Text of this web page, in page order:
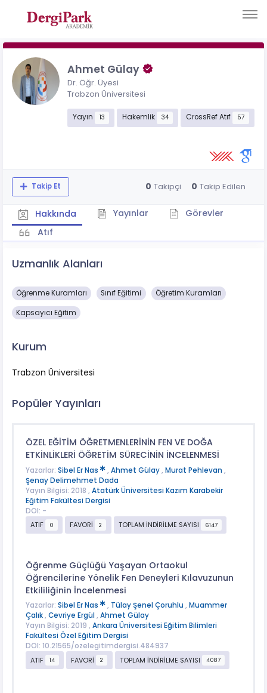
Ahmet Gülay
Dr. Öğr. Üyesi
Trabzon Üniversitesi
Yayın 13 Hakemlik 34 CrossRef Atıf 57
Takip Et 0 Takipçi 0 Takip Edilen
Hakkında Yayınlar
Görevler
Atıf
Uzmanlık Alanları
Öğrenme Kuramları Sınıf Eğitimi Öğretim Kuramları
Kapsayıcı Eğitim
Kurum
Trabzon Üniversitesi
Popüler Yayınları
ÖZEL EĞİTİM ÖĞRETMENLERİNİN FEN VE DOĞA
ETKİNLİKLERİ ÖĞRETİM SÜRECİNİN İNCELENMESİ
Yazarlar: Sibel Er Nas , Ahmet Gülay, Murat Pehlevan ,
Şenay Delimehmet Dada
Yayın Bilgisi: 2018 , Atatürk Üniversitesi Kazım Karabekir
Eğitim Fakültesi Dergisi
DOI: -
ATIF
0 FAVORİ 2 TOPLAM İNDİRİLME SAYISI 6147
Öğrenme Güçlüğü Yaşayan Ortaokul
Öğrencilerine Yönelik Fen Deneyleri Kılavuzunun
Etkililiğinin İncelenmesi
Yazarlar: Sibel Er Nas , Tülay Şenel Çoruhlu , Muammer
Çalık, Cevriye Ergül , Ahmet Gülay
Yayın Bilgisi: 2019 , Ankara Üniversitesi Eğitim Bilimleri
Fakültesi Özel Eğitim Dergisi
DOI: 10.21565/ozelegitimdergisi.484937
ATIF
14 FAVORİ 2 TOPLAM İNDİRİLME SAYISI 4087